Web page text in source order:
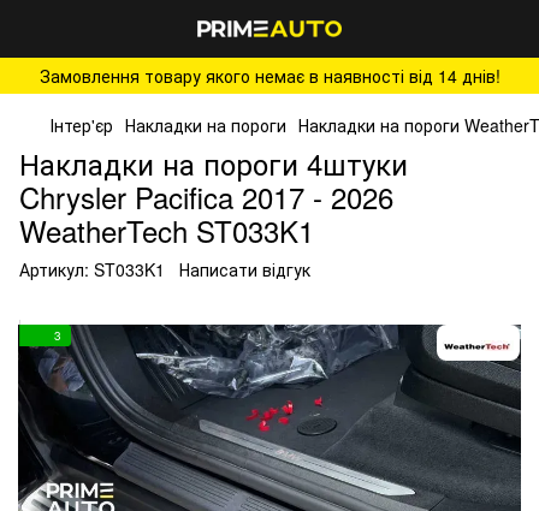
Замовлення товару якого немає в наявності від 14 днів!
Інтер'єр Накладки на пороги Накладки на пороги
Накладки на пороги 4штуки
Chrysler Pacifica 2017 - 2026
WeatherTech ST033K1
Артикул: ST033K1 Написати відгук
3